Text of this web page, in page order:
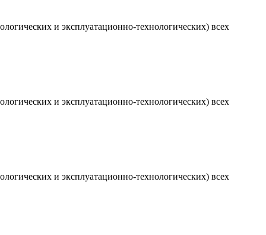
и эксплуатационно-технологических) всех
и эксплуатационно-технологических) всех
и эксплуатационно-технологических) всех